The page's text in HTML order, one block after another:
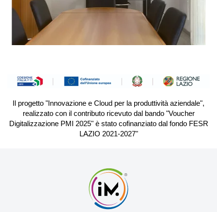
Il progetto "Innovazione e Cloud per la produttività aziendale",
realizzato con il contributo ricevuto dal bando "Voucher
Digitalizzazione PMI 2025" è stato cofinanziato dal fondo FESR
LAZIO 2021-2027"